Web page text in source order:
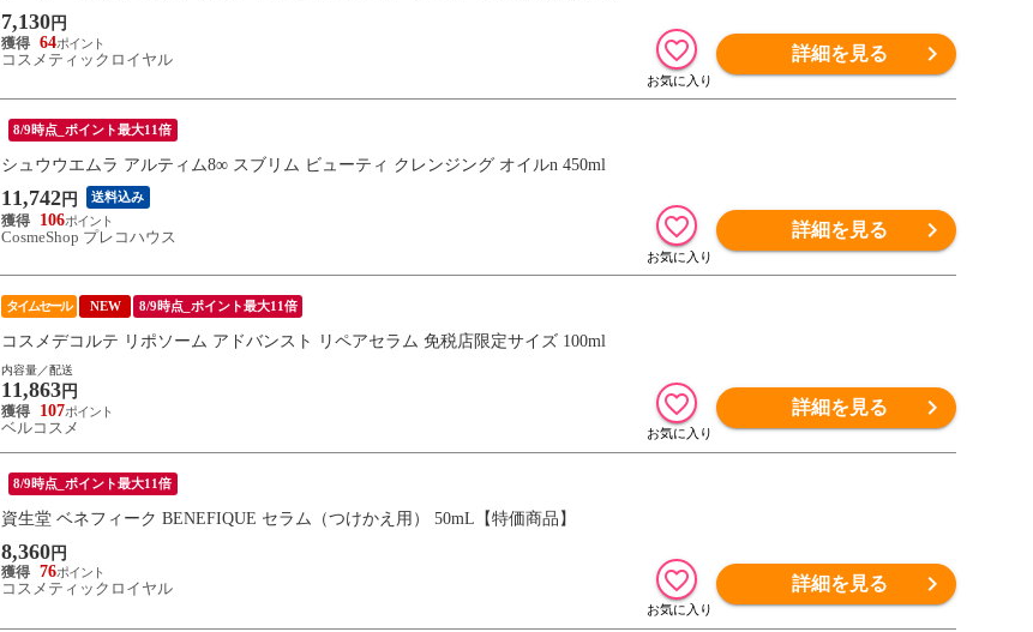
7,130 円
64
コスメティックロイヤル
詳細を見る
8/9時点_ポイント最大11倍
シュウウエムラ アルティム8∞ スブリム ビューティ クレンジング オイルn 450ml
11,742 円 送料込み
106
CosmeShop プレコハウス
詳細を見る
タイムセール NEW 8/9時点_ポイント最大11倍
コスメデコルテ リポソーム アドバンスト リペアセラム 免税店限定サイズ 100ml
内容量／配送
11,863 円
107
ベルコスメ
詳細を見る
8/9時点_ポイント最大11倍
資生堂 ベネフィーク BENEFIQUE セラム（つけかえ用） 50mL【特価商品】
8,360 円
76
コスメティックロイヤル
詳細を見る